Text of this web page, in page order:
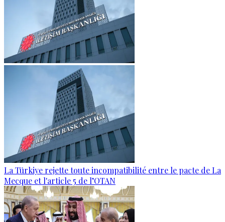
La Türkiye rejette toute incompatibilité entre le pacte de La
Mecque et l'article 5 de l’OTAN